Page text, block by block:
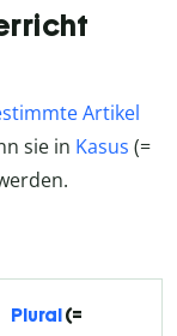
Artikel
sie in Kasus (=
Plural(=